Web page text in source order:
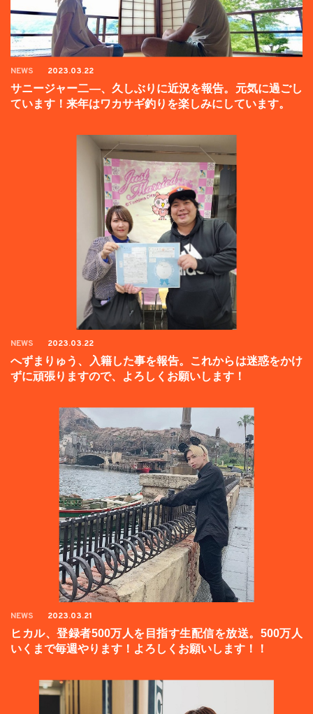
NEWS 2023.03.22
サニージャー二―、久しぶりに近況を報告。元気に過ごし
ています！来年はワカサギ釣りを楽しみにしています。
NEWS 2023.03.22
へずまりゅう、入籍した事を報告。これからは迷惑をかけ
ずに頑張りますので、よろしくお願いします！
NEWS 2023.03.21
ヒカル、登録者500万人を目指す生配信を放送。500万人
いくまで毎週やります！よろしくお願いします！！